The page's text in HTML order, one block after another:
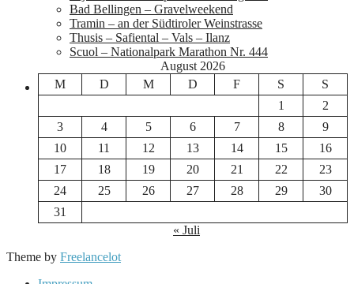
Bad Bellingen – Gravelweekend
Tramin – an der Südtiroler Weinstrasse
Thusis – Safiental – Vals – Ilanz
Scuol – Nationalpark Marathon Nr. 444
August 2026
M
D M D F S
S
1
2
3
4 5 6 7 8
9
10
11 12 13 14 15
16
17
18 19 20 21 22
23
24
25 26 27 28 29
30
31
« Juli
Theme by Freelancelot